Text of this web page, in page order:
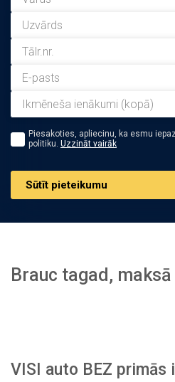
Piesakoties, apliecinu, ka esmu
politiku. Uzzināt vairāk
Sūtīt pieteikumu
Brauc tagad, maksā
VISI auto BEZ primās